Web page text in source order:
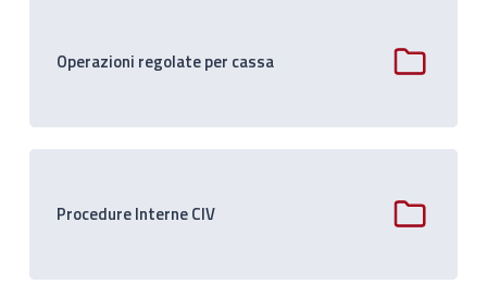
Operazioni regolate per cassa
Procedure Interne CIV